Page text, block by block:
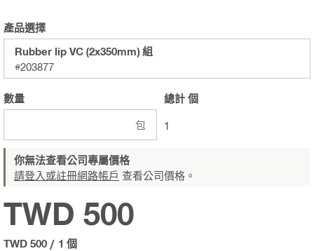
產品選擇
Rubber lip VC (2x350mm) 組
#203877
數量
包
總計 個
1
你無法查看公司專屬價格
請登入或註冊網路帳戶 查看公司價格。
TWD 500
TWD 500 / 1 個